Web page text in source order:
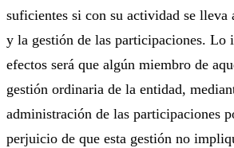
suficientes si con su actividad se lleva
y la gestión de las participaciones. Lo
efectos será que algún miembro de
gestión ordinaria de la entidad,
administración de las participaciones
perjuicio de que esta gestión no